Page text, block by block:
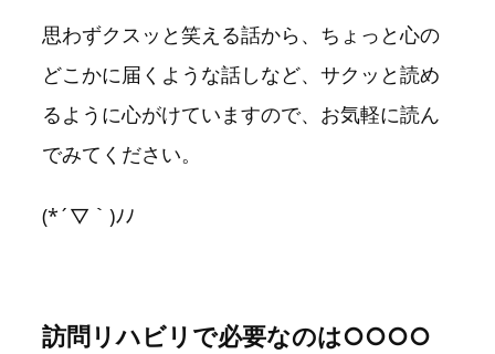
思わずクスッと笑える話から、ちょっと心の
どこかに届くような話しなど、サクッと読め
るように心がけていますので、お気軽に読ん
でみてください。
(*´▽｀)ﾉﾉ
訪問リハビリで必要なのは○○○○